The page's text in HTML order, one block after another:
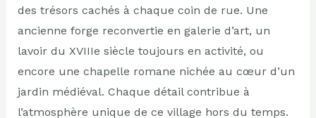
des trésors cachés à chaque coin de rue. Une
ancienne forge reconvertie en galerie d’art, un
lavoir du XVIIIe siècle toujours en activité, ou
encore une chapelle romane nichée au cœur d’un
jardin médiéval. Chaque détail contribue à
l’atmosphère unique de ce village hors du temps.